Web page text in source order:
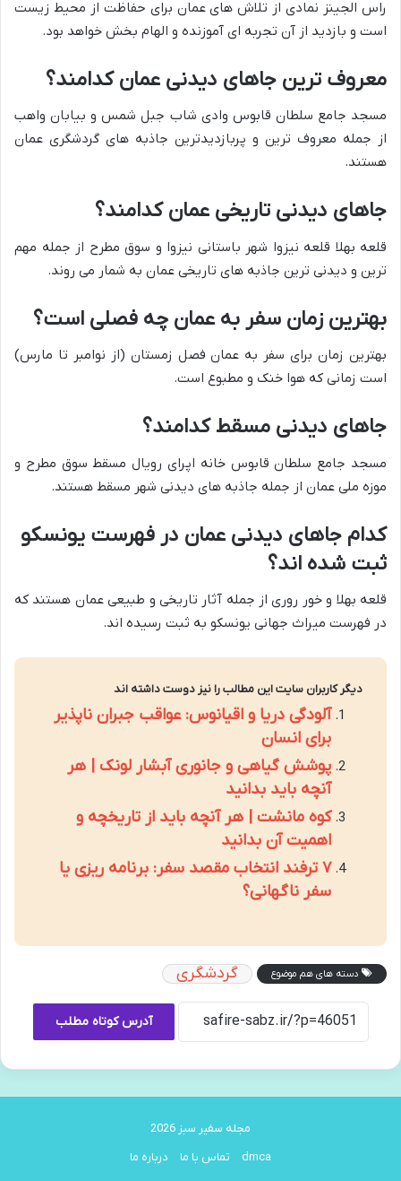
راس الجینز نمادی از تلاش های عمان برای حفاظت از محیط زیست
است و بازدید از آن تجربه ای آموزنده و الهام بخش خواهد بود.
معروف ترین جاهای دیدنی عمان کدامند؟
مسجد جامع سلطان قابوس وادی شاب جبل شمس و بیابان واهب
از جمله معروف ترین و پربازدیدترین جاذبه های گردشگری عمان
هستند.
جاهای دیدنی تاریخی عمان کدامند؟
قلعه بهلا قلعه نیزوا شهر باستانی نیزوا و سوق مطرح از جمله مهم
ترین و دیدنی ترین جاذبه های تاریخی عمان به شمار می روند.
بهترین زمان سفر به عمان چه فصلی است؟
بهترین زمان برای سفر به عمان فصل زمستان (از نوامبر تا مارس)
است زمانی که هوا خنک و مطبوع است.
جاهای دیدنی مسقط کدامند؟
مسجد جامع سلطان قابوس خانه اپرای رویال مسقط سوق مطرح و
موزه ملی عمان از جمله جاذبه های دیدنی شهر مسقط هستند.
کدام جاهای دیدنی عمان در فهرست یونسکو
ثبت شده اند؟
قلعه بهلا و خور روری از جمله آثار تاریخی و طبیعی عمان هستند که
در فهرست میراث جهانی یونسکو به ثبت رسیده اند.
دیگر کاربران سایت این مطالب را نیز دوست داشته اند
آلودگی دریا و اقیانوس: عواقب جبران ناپذیر
برای انسان
پوشش گیاهی و جانوری آبشار لونک | هر
آنچه باید بدانید
کوه مانشت | هر آنچه باید از تاریخچه و
اهمیت آن بدانید
۷ ترفند انتخاب مقصد سفر: برنامه ریزی یا
سفر ناگهانی؟
دسته های هم موضوع گردشگری
آدرس کوتاه مطلب
مجله سفیر سبز 2026
dmca
تماس با ما درباره ما